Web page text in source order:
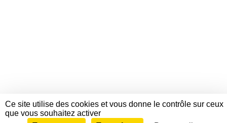
Ce site utilise des cookies et vous donne le contrôle sur ceux
que vous souhaitez activer